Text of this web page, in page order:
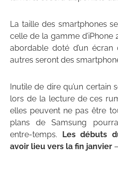
La taille des smartphones
celle de la gamme
abordable doté d’un
autres seront des
Inutile de dire qu’un certain
lors de la lecture de ces
elles peuvent ne pas être
plans de Samsung
entre-temps. Les débuts
avoir lieu vers la fin janvier